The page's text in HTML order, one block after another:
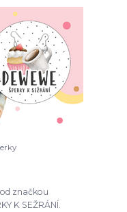
značkou
K SEŽRÁNÍ.